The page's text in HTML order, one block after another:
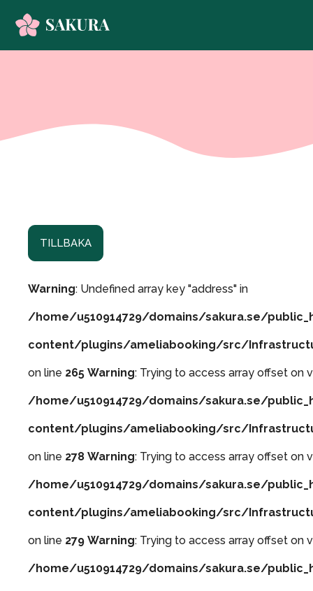
TILLBAKA
Warning: Undefined array key "address" in
/home/u510914729/domains/sakura.se/
content/plugins/ameliabooking/src/
on line 265 Warning: Trying to access array offset on
/home/u510914729/domains/sakura.se/
content/plugins/ameliabooking/src/
on line 278 Warning: Trying to access array offset on
/home/u510914729/domains/sakura.se/
content/plugins/ameliabooking/src/
on line 279 Warning: Trying to access array offset on
/home/u510914729/domains/sakura.se/